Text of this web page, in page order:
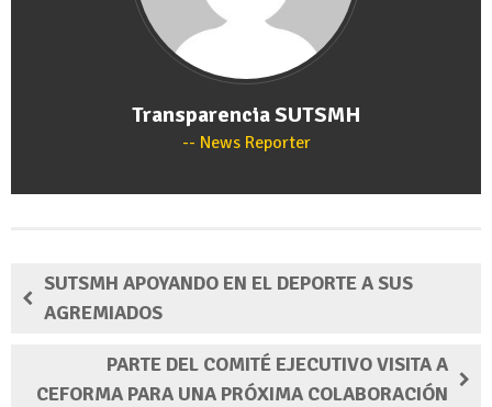
Transparencia SUTSMH
News Reporter
SUTSMH APOYANDO EN EL DEPORTE A SUS
AGREMIADOS
PARTE DEL COMITÉ EJECUTIVO VISITA A
CEFORMA PARA UNA PRÓXIMA COLABORACIÓN